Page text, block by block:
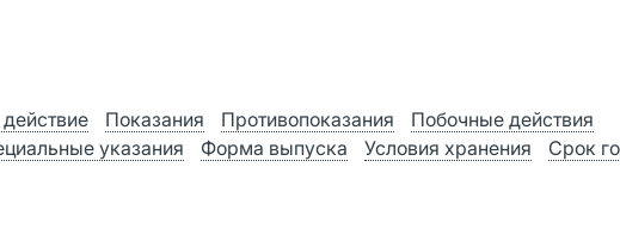
Показания Противопоказания
Побочные действия
указания Форма выпуска Условия хранения
Срок